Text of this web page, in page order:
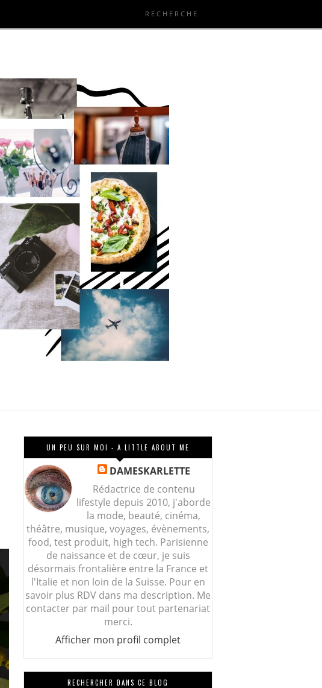
UN PEU SUR MOI - A LITTLE ABOUT ME
DAMESKARLETTE
Rédactrice de contenu
lifestyle depuis 2010, j'aborde
la mode, beauté, cinéma,
théâtre, musique, voyages, évènements,
food, test produit, high tech. Parisienne
de naissance et de cœur, je suis
désormais frontalière entre la France et
l'Italie et non loin de la Suisse. Pour en
savoir plus RDV dans ma description. Me
contacter par mail pour tout partenariat
merci.
Afficher mon profil complet
RECHERCHER DANS CE BLOG